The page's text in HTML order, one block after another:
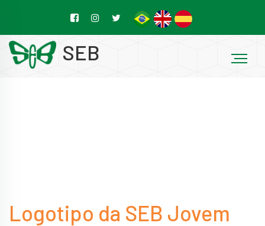
SEB
Logotipo da SEB Jovem